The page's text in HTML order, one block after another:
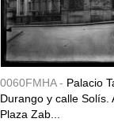
0060FMHA - Palacio
Durango y calle Solís.
Plaza Zab...